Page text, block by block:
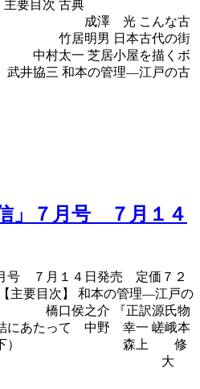
主要目次 古典
こんな古
た 竹居明男 日本古代の街
芝居小屋を描くボ
井協三 和本の管理―江戸の古
」７月号 ７月１４
号 ７月１４日発売 定価７２
主要目次】 和本の管理―江戸の
侯之介 『正訳源氏物
にあたって 中野 幸一 嵯峨本
こと（下） 森上 修
『処女地』 大